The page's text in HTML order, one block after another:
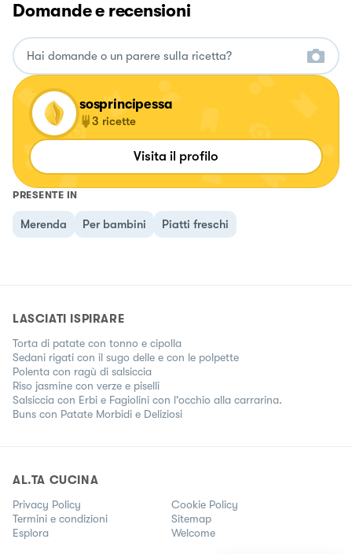
Domande e recensioni
sosprincipessa
3 ricette
Visita il profilo
PRESENTE IN
Merenda Per bambini Piatti freschi
LASCIATI ISPIRARE
Torta di patate con tonno e cipolla
Sedani rigati con il sugo delle e con le polpette
Polenta con ragù di salsiccia
Riso jasmine con verze e piselli
Salsiccia con Erbi e Fagiolini con l'occhio alla carrarina.
Buns con Patate Morbidi e Deliziosi
AL.TA CUCINA
Privacy Policy
Cookie Policy
Termini e condizioni
Sitemap
Esplora
Welcome